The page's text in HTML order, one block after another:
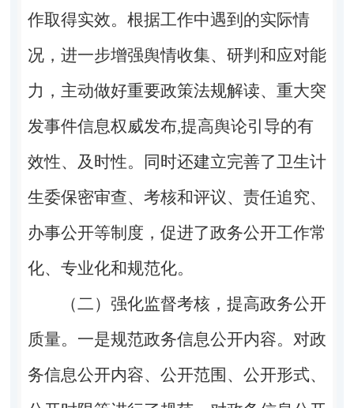
作取得实效。根据工作中遇到的实际情
况，进一步增强舆情收集、研判和应对能
力，主动做好重要政策法规解读、重大突
发事件信息权威发布,提高舆论引导的有
效性、及时性。同时还建立完善了卫生计
生委保密审查、考核和评议、责任追究、
办事公开等制度，促进了政务公开工作常
化、专业化和规范化。
（二）强化监督考核，提高政务公开
质量。一是规范政务信息公开内容。对政
务信息公开内容、公开范围、公开形式、